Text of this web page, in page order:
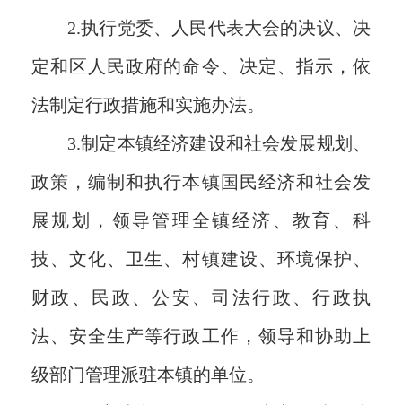
2.执行党委、人民代表大会的决议、决
定和区人民政府的命令、决定、指示，依
法制定行政措施和实施办法。
3.制定本镇经济建设和社会发展规划、
政策，编制和执行本镇国民经济和社会发
展规划，领导管理全镇经济、教育、科
技、文化、卫生、村镇建设、环境保护、
财政、民政、公安、司法行政、行政执
法、安全生产等行政工作，领导和协助上
级部门管理派驻本镇的单位。